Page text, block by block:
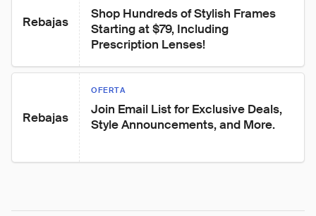
Rebajas
Shop Hundreds of Stylish Frames
Starting at $79, Including
Prescription Lenses!
Rebajas
OFERTA
Join Email List for Exclusive Deals,
Style Announcements, and More.